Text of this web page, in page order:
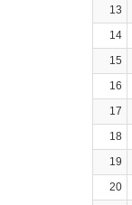
13
14
15
16
17
18
19
20